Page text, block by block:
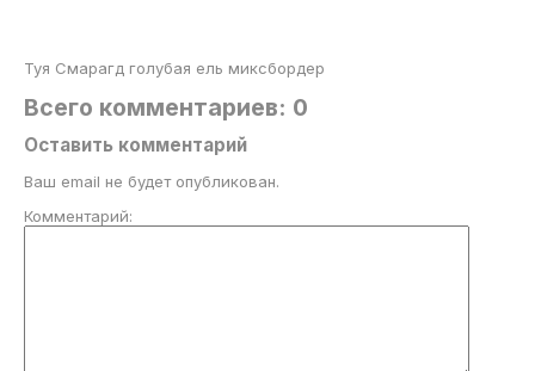
Туя Смарагд голубая ель миксбордер
Всего комментариев: 0
Оставить комментарий
Ваш email не будет опубликован.
Комментарий: